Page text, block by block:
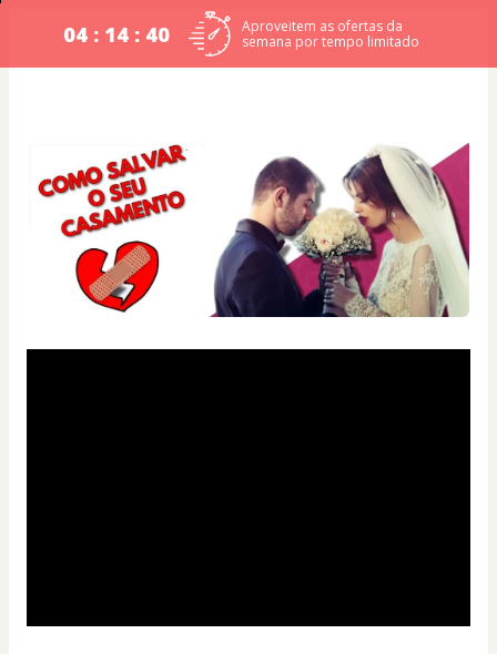
04 : 14 : 39
Aproveitem as ofertas da
semana por tempo limitado